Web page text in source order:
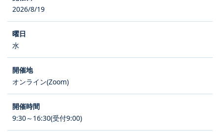
2026/8/19
水
オンライン(Zoom)
9:30～16:30(受付9:00)